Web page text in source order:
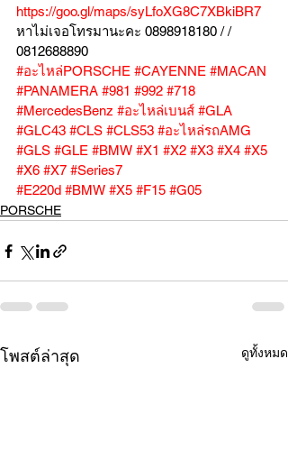
https://goo.gl/maps/syLfoXG8C7XBkiBR7
หาไม่เจอโทรมานะคะ 0898918180 / /
0812688890
#อะไหล่PORSCHE #CAYENNE #MACAN
#PANAMERA #981 #992 #718
#MercedesBenz #อะไหล่เบนส์ #GLA
#GLC43 #CLS #CLS53 #อะไหล่รถAMG
#GLS #GLE #BMW #X1 #X2 #X3 #X4 #X5
#X6 #X7 #Series7
#E220d #BMW #X5 #F15 #G05
PORSCHE
โพสต์ล่าสุด ดูทั้งหมด